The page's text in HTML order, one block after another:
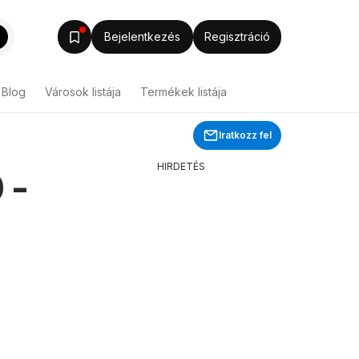
Bejelentkezés Regisztráció
Blog Városok listája Termékek listája
Iratkozz fel
- HIRDETÉS